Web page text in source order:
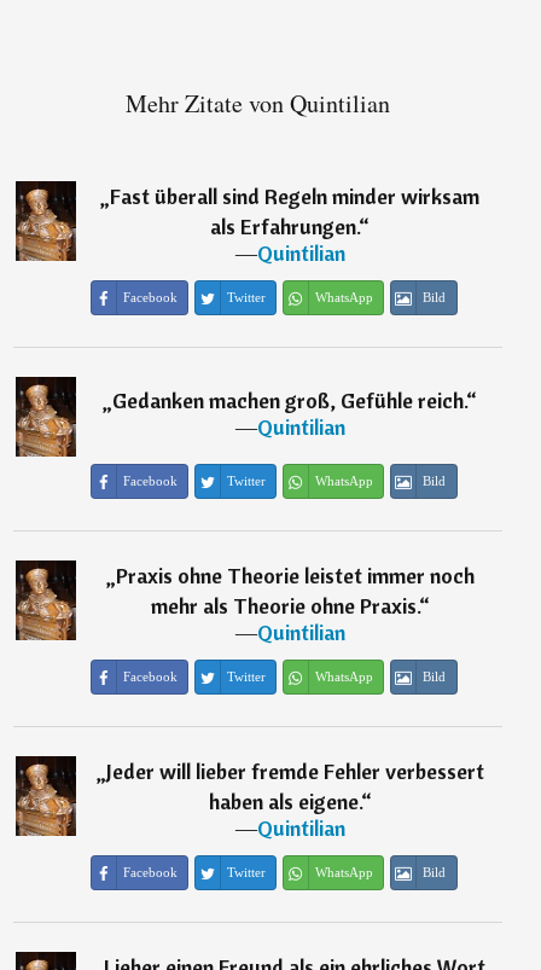
Mehr Zitate von Quintilian
„Fast überall sind Regeln minder wirksam
als Erfahrungen.“
―Quintilian
Facebook Twitter WhatsApp Bild
„Gedanken machen groß, Gefühle reich.“
―Quintilian
Facebook Twitter WhatsApp Bild
„Praxis ohne Theorie leistet immer noch
mehr als Theorie ohne Praxis.“
―Quintilian
Facebook Twitter WhatsApp Bild
„Jeder will lieber fremde Fehler verbessert
haben als eigene.“
―Quintilian
Facebook Twitter WhatsApp Bild